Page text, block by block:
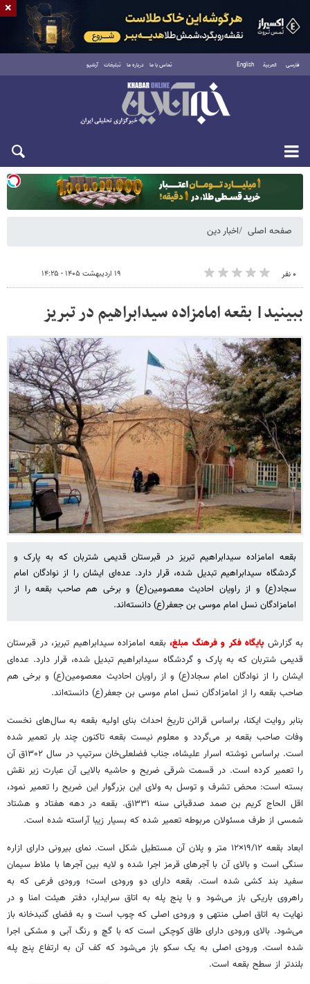
فارسی العربية English تماس با ما درباره ما تبلیغات آرشیو
دوشنبه ۱۹ مرداد ۱۴۰۵
صفحه اصلی اخبار دین
۰ نفر ۱۹ اردیبهشت ۱۴۰۵ - ۱۴:۲۵
ببینید| بقعه امامزاده سیدابراهیم در تبریز
بقعه امامزاده سیدابراهیم تبریز در قبرستان قدیمی شتربان که به پارک و
گردشگاه سیدابراهیم تبدیل شده، قرار دارد. عده‌ای ایشان را از نوادگان امام
سجاد(ع) و از راویان احادیث معصومین‌(ع) و برخی هم صاحب بقعه را از
امامزادگان نسل امام موسی بن جعفر(ع) دانسته‌اند.
به گزارش پایگاه فکر و فرهنگ مبلغ، بقعه امامزاده سیدابراهیم تبریز، در قبرستان
قدیمی شتربان که به پارک و گردشگاه سیدابراهیم تبدیل شده، قرار دارد. عده‌ای
ایشان را از نوادگان امام سجاد(ع) و از راویان احادیث معصومین‌(ع) و برخی هم
صاحب بقعه را از امامزادگان نسل امام موسی بن جعفر(ع) دانسته‌اند.
بنابر روایت ایکنا، براساس قرائن تاریخ احداث بنای اولیه بقعه به سال‌های نخست
وفات صاحب بقعه بر می‌گردد و معلوم نیست بقعه تاکنون چند بار تعمیر شده
است. براساس نوشته اسرار علیشاه، جناب فضلعلی‌خان سرتیپ در سال ۱۳۰۲ق آن‌
را تعمیر کرده است. در قسمت شرقی ضریح و حاشیه بالایی آن عبارت زیر نقش
بسته است: محض تشرف و توسل به ولای این بزرگوار این ضریح را تعمیر نمود،
اقل الحاج کریم بن صمد صدقیانی سنه ۱۳۳۱ق. بقعه در دهه هفتاد و هشتاد
شمسی از طرف مسئولان مربوطه تعمیر شده که بسیار زیبا آراسته شده است.
ابعاد بقعه ۱۹/۱۲×۱۲ متر و پلان آن مستطیل شکل است. نمای بیرونی دارای ازاره
سنگی است و بالای آن با آجرهای قرمز اجرا شده و لایه بین آجرها با ملاط سیمان
سفید بند کشی شده است. بقعه دارای دو ورودی است؛ ورودی فرعی که به
راهروی باریکی باز می‌شود و با پنج پله به اتاق سرایدار، دفتر هیئت امنا و در
نهایت به اتاق اصلی منتهی و ورودی اصلی که چوب است و به فضای گنبدخانه باز
می‌شود. بالای ورودی دارای طاق کوچکی است که با گچ و رنگ آبی و مشکی اجرا
شده است. ورودی اصلی به یک سکو باز می‌شود که کف آن به ارتفاع پنج پله
بلندتر از سطح بقعه است.
×